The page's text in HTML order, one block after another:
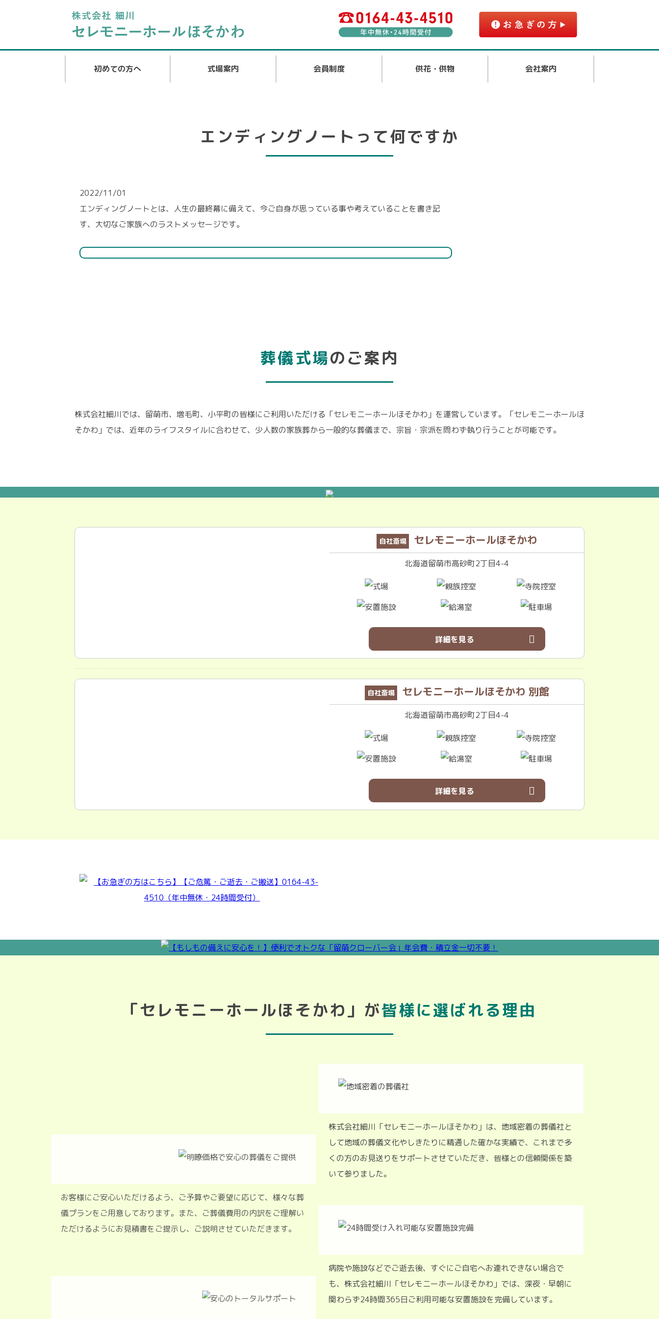
初めての方へ 式場案内 会員制度 供花・供物 会社案内
エンディングノートって何ですか
2022/11/01
エンディングノートとは、人生の最終幕に備えて、今ご自身が思っている事や考えていることを書き記
す、大切なご家族へのラストメッセージです。
葬儀式場のご案内
株式会社細川では、留萌市、増毛町、小平町の皆様にご利用いただける「セレモニーホールほそかわ」を運営しています。「セレモニーホールほ
そかわ」では、近年のライフスタイルに合わせて、少人数の家族葬から一般的な葬儀まで、宗旨・宗派を問わず執り行うことが可能です。
自社斎場 セレモニーホールほそかわ
北海道留萌市高砂町2丁目4-4
詳細を見る
自社斎場 セレモニーホールほそかわ 別館
北海道留萌市高砂町2丁目4-4
詳細を見る
「セレモニーホールほそかわ」が皆様に選ばれる理由
株式会社細川「セレモニーホールほそかわ」は、地域密着の葬儀社と
して地域の葬儀文化やしきたりに精通した確かな実績で、これまで多
くの方のお見送りをサポートさせていただき、皆様との信頼関係を築
いて参りました。
お客様にご安心いただけるよう、ご予算やご要望に応じて、様々な葬
儀プランをご用意しております。また、ご葬儀費用の内訳をご理解い
ただけるようにお見積書をご提示し、ご説明させていただきます。
病院や施設などでご逝去後、すぐにご自宅へお連れできない場合で
も、株式会社細川「セレモニーホールほそかわ」では、深夜・早朝に
関わらず24時間365日ご利用可能な安置施設を完備しています。